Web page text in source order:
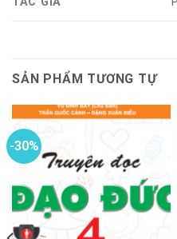
SẢN PHẨM TƯƠNG TỰ
-30%